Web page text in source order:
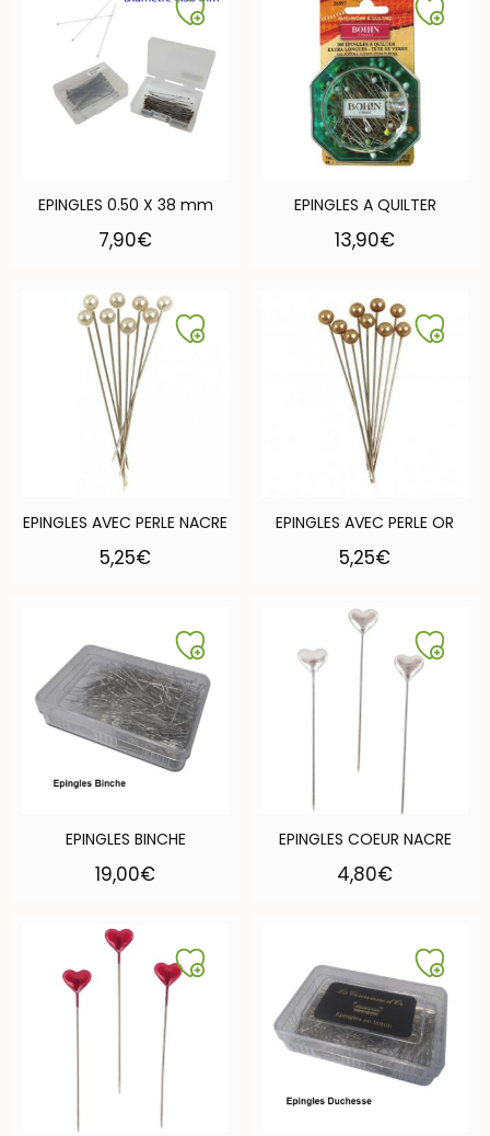
EPINGLES 0.50 X 38 mm
7,90€
EPINGLES A QUILTER
13,90€
EPINGLES AVEC PERLE NACRE
5,25€
EPINGLES AVEC PERLE OR
5,25€
EPINGLES BINCHE
19,00€
EPINGLES COEUR NACRE
4,80€